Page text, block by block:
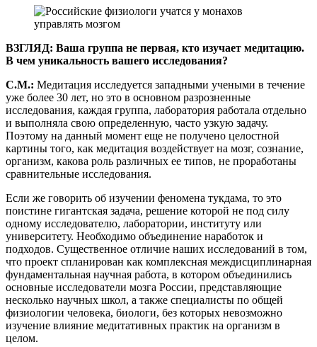
ВЗГЛЯД: Ваша группа не первая, кто изучает медитацию.
В чем уникальность вашего исследования?
С.М.: Медитация исследуется западными учеными в течение
уже более 30 лет, но это в основном разрозненные
исследования, каждая группа, лаборатория работала отдельно
и выполняла свою определенную, часто узкую задачу.
Поэтому на данный момент еще не получено целостной
картины того, как медитация воздействует на мозг, сознание,
организм, какова роль различных ее типов, не проработаны
сравнительные исследования.
Если же говорить об изучении феномена тукдама, то это
поистине гигантская задача, решение которой не под силу
одному исследователю, лаборатории, институту или
университету. Необходимо объединение наработок и
подходов. Существенное отличие наших исследований в том,
что проект спланирован как комплексная междисциплинарная
фундаментальная научная работа, в котором объединились
основные исследователи мозга России, представляющие
несколько научных школ, а также специалисты по общей
физиологии человека, биологи, без которых невозможно
изучение влияние медитативных практик на организм в
целом.